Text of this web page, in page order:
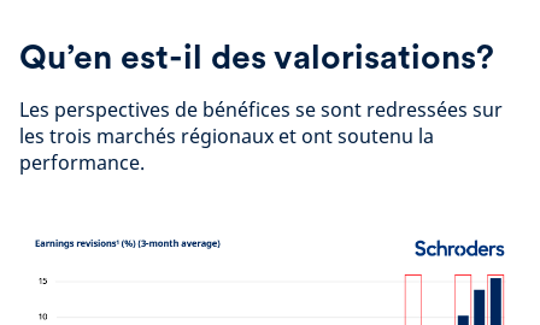
Qu’en est-il des valorisations?
Les perspectives de bénéfices se sont redressées sur
les trois marchés régionaux et ont soutenu la
performance.